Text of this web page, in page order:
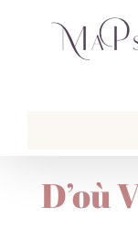
D’où